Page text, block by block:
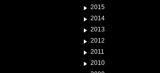
2015
2014
2013
2012
2011
2010